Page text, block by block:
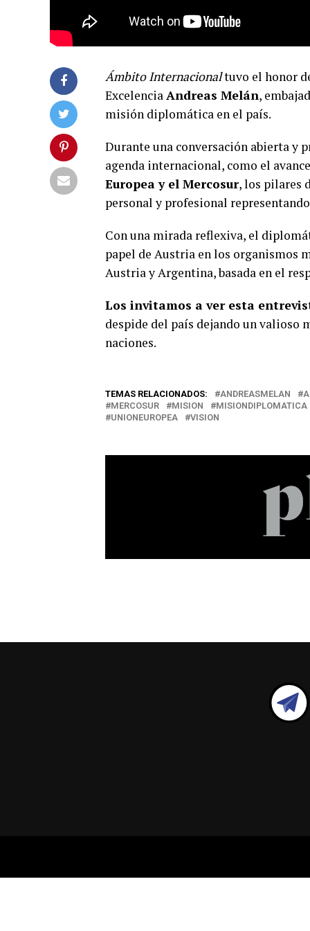
Ámbito Internacionaltuvo el honor
ExcelenciaAndreas Melán,
misión diplomática en el país.
Durante una conversación abierta y
agenda internacional, como el
Europea y el Mercosur, los pilares
personal y profesional
Con una mirada reflexiva, el
papel de Austria en los
Austria y Argentina, basada en el
Los invitamos a ver esta
despide del país dejando un valioso
naciones.
TEMAS RELACIONADOS: ANDREASMELAN
MERCOSUR
MISION
MISIONDIPLOMATICA
UNIONEUROPEA
VISION